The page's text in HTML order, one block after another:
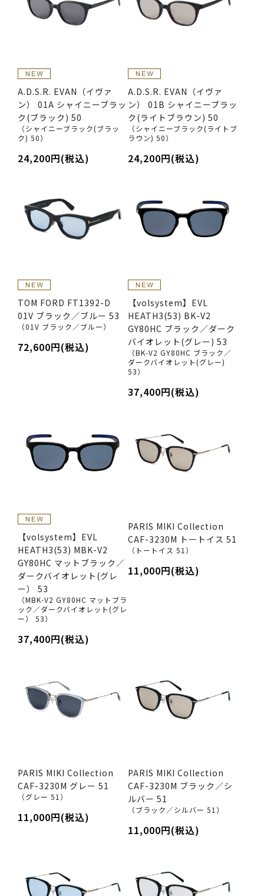
A.D.S.R. EVAN（イヴァ
ン） 01A シャイニーブラッ
ク(ブラック) 50
（シャイニーブラック(ブラッ
ク) 50）
24,200円(税込)
A.D.S.R. EVAN（イヴァ
ン） 01B シャイニーブラッ
ク(ライトブラウン) 50
（シャイニーブラック(ライトブ
ラウン) 50）
24,200円(税込)
TOM FORD FT1392-D
01V ブラック／ブルー 53
（01V ブラック／ブルー）
72,600円(税込)
【volsystem】EVL
HEATH3(53) BK-V2
GY80HC ブラック／ダーク
バイオレット(グレー) 53
（BK-V2 GY80HC ブラック／
ダークバイオレット(グレー)
53）
37,400円(税込)
【volsystem】EVL
HEATH3(53) MBK-V2
GY80HC マットブラック／
ダークバイオレット(グレ
ー） 53
（MBK-V2 GY80HC マットブラ
ック／ダークバイオレット(グレ
ー） 53）
37,400円(税込)
PARIS MIKI Collection
CAF-3230M トートイス 51
（トートイス 51）
11,000円(税込)
PARIS MIKI Collection
CAF-3230M グレー 51
（グレー 51）
11,000円(税込)
PARIS MIKI Collection
CAF-3230M ブラック／シ
ルバー 51
（ブラック／シルバー 51）
11,000円(税込)